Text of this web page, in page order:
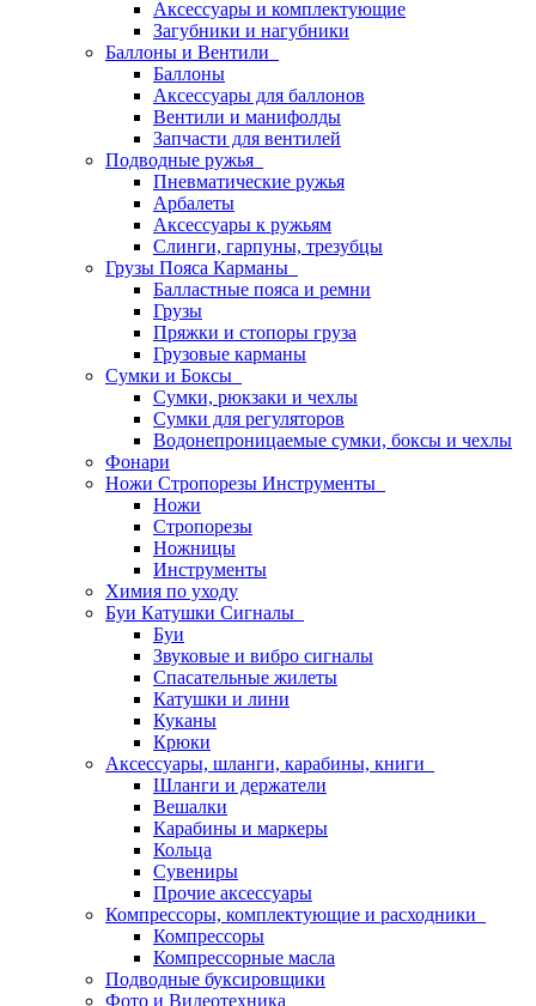
Аксессуары и комплектующие
Загубники и нагубники
Баллоны и Вентили
Баллоны
Аксессуары для баллонов
Вентили и манифолды
Запчасти для вентилей
Подводные ружья
Пневматические ружья
Арбалеты
Аксессуары к ружьям
Слинги, гарпуны, трезубцы
Грузы Пояса Карманы
Балластные пояса и ремни
Грузы
Пряжки и стопоры груза
Грузовые карманы
Сумки и Боксы
Сумки, рюкзаки и чехлы
Сумки для регуляторов
Водонепроницаемые сумки, боксы и чехлы
Фонари
Ножи Стропорезы Инструменты
Ножи
Стропорезы
Ножницы
Инструменты
Химия по уходу
Буи Катушки Сигналы
Буи
Звуковые и вибро сигналы
Спасательные жилеты
Катушки и лини
Куканы
Крюки
Аксессуары, шланги, карабины, книги
Шланги и держатели
Вешалки
Карабины и маркеры
Кольца
Сувениры
Прочие аксессуары
Компрессоры, комплектующие и расходники
Компрессоры
Компрессорные масла
Подводные буксировщики
Фото и Видеотехника